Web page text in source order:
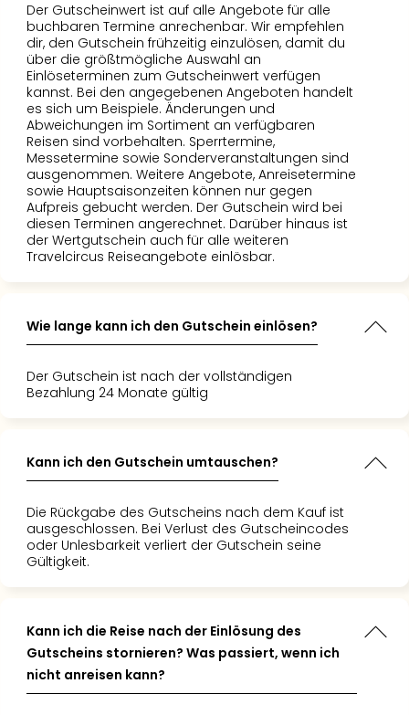
Der Gutscheinwert ist auf alle Angebote für alle
buchbaren Termine anrechenbar. Wir empfehlen
dir, den Gutschein frühzeitig einzulösen, damit du
über die größtmögliche Auswahl an
Einlöseterminen zum Gutscheinwert verfügen
kannst. Bei den angegebenen Angeboten handelt
es sich um Beispiele. Änderungen und
Abweichungen im Sortiment an verfügbaren
Reisen sind vorbehalten. Sperrtermine,
Messetermine sowie Sonderveranstaltungen sind
ausgenommen. Weitere Angebote, Anreisetermine
sowie Hauptsaisonzeiten können nur gegen
Aufpreis gebucht werden. Der Gutschein wird bei
diesen Terminen angerechnet. Darüber hinaus ist
der Wertgutschein auch für alle weiteren
Travelcircus Reiseangebote einlösbar.
Wie lange kann ich den Gutschein einlösen?
Der Gutschein ist nach der vollständigen
Bezahlung 24 Monate gültig
Kann ich den Gutschein umtauschen?
Die Rückgabe des Gutscheins nach dem Kauf ist
ausgeschlossen. Bei Verlust des Gutscheincodes
oder Unlesbarkeit verliert der Gutschein seine
Gültigkeit.
Kann ich die Reise nach der Einlösung des
Gutscheins stornieren? Was passiert, wenn ich
nicht anreisen kann?